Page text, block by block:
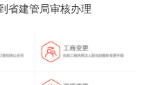
省建管局审核办理